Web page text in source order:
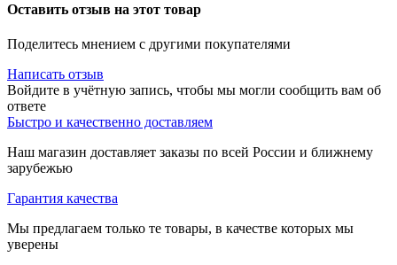
Оставить отзыв на этот товар
Поделитесь мнением с другими покупателями
Написать отзыв
Войдите в учётную запись, чтобы мы могли сообщить вам об
ответе
Быстро и качественно доставляем
Наш магазин доставляет заказы по всей России и ближнему
зарубежью
Гарантия качества
Мы предлагаем только те товары, в качестве которых мы
уверены